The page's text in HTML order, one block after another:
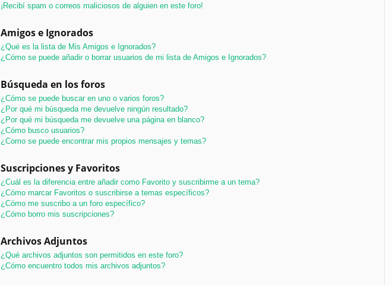
¡Recibí spam o correos maliciosos de alguien en este foro!
Amigos e Ignorados
¿Qué es la lista de Mis Amigos e Ignorados?
¿Cómo se puede añadir o borrar usuarios de mi lista de Amigos e Ignorados?
Búsqueda en los foros
¿Cómo se puede buscar en uno o varios foros?
¿Por qué mi búsqueda me devuelve ningún resultado?
¿Por qué mi búsqueda me devuelve una página en blanco?
¿Cómo busco usuarios?
¿Como se puede encontrar mis propios mensajes y temas?
Suscripciones y Favoritos
¿Cuál es la diferencia entre añadir como Favorito y suscribirme a un tema?
¿Cómo marcar Favoritos o suscribirse a temas específicos?
¿Cómo me suscribo a un foro específico?
¿Cómo borro mis suscripciones?
Archivos Adjuntos
¿Qué archivos adjuntos son permitidos en este foro?
¿Cómo encuentro todos mis archivos adjuntos?